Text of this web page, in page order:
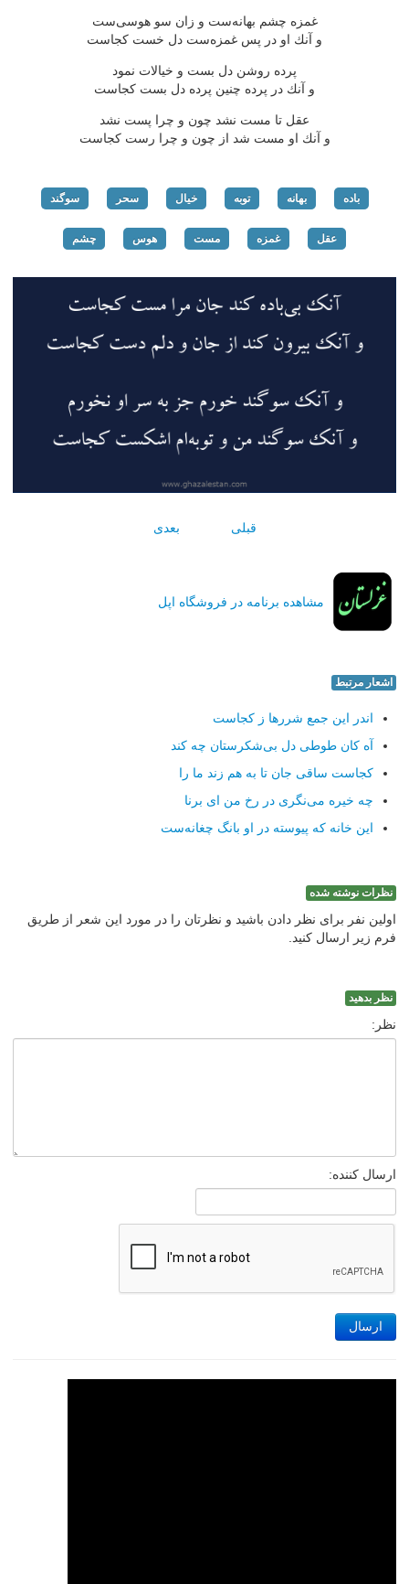
غمزه چشم بهانه‌ست و زان سو هوسی‌ست
و آنك او در پس غمزه‌ست دل خست كجاست
پرده روشن دل بست و خیالات نمود
و آنك در پرده چنین پرده دل بست كجاست
عقل تا مست نشد چون و چرا پست نشد
و آنك او مست شد از چون و چرا رست كجاست
باده بهانه توبه خیال سحر سوگند
عقل غمزه مست هوس چشم
قبلی بعدی
مشاهده برنامه در فروشگاه اپل
اشعار مرتبط
اندر این جمع شررها ز كجاست
آه كان طوطی دل بی‌شكرستان چه كند
كجاست ساقی جان تا به هم زند ما را
چه خیره می‌نگری در رخ من ای برنا
این خانه كه پیوسته در او بانگ چغانه‌ست
نظرات نوشته شده
اولین نفر برای نظر دادن باشید و نظرتان را در مورد این شعر از طریق
فرم زیر ارسال کنید.
نظر بدهید
نظر:
ارسال کننده:
ارسال